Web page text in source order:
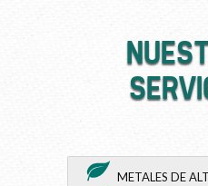
METALES DE